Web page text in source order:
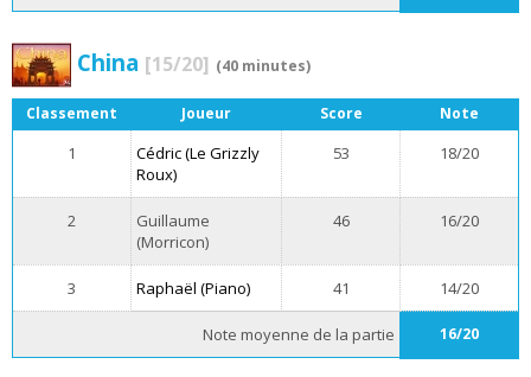
China [15/20] (40 minutes)
Classement Joueur Score Note
1
Cédric (Le Grizzly
Roux)
53 18/20
2
Guillaume
(Morricon)
46 16/20
3 Raphaël (Piano) 41 14/20
Note moyenne de la partie 16/20